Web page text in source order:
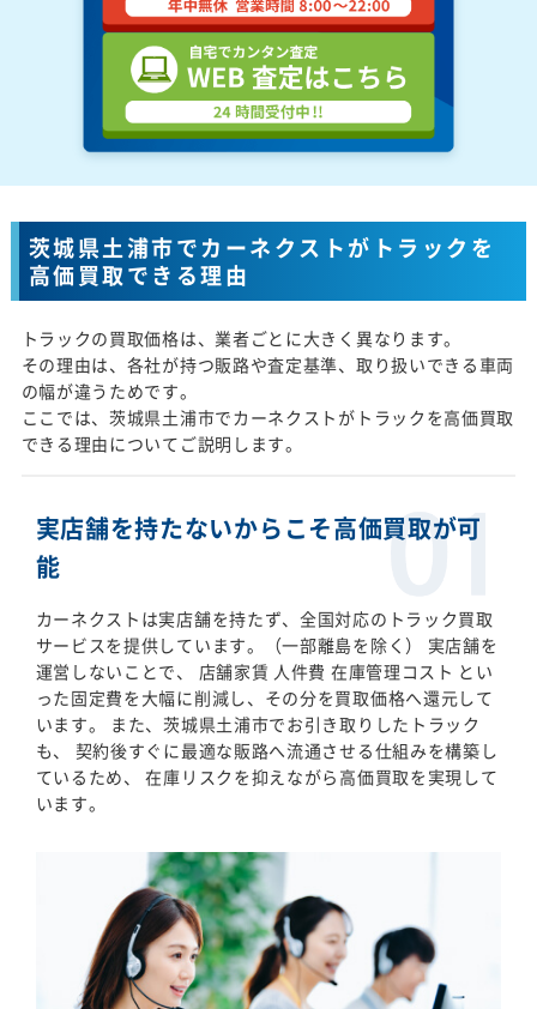
茨城県土浦市でカーネクストがトラックを
高価買取できる理由
トラックの買取価格は、業者ごとに大きく異なります。
その理由は、各社が持つ販路や査定基準、取り扱いできる車両
の幅が違うためです。
ここでは、茨城県土浦市でカーネクストがトラックを高価買取
できる理由についてご説明します。
実店舗を持たないからこそ高価買取が可
能
カーネクストは実店舗を持たず、全国対応のトラック買取
サービスを提供しています。（一部離島を除く） 実店舗を
運営しないことで、 店舗家賃 人件費 在庫管理コスト とい
った固定費を大幅に削減し、その分を買取価格へ還元して
います。 また、茨城県土浦市でお引き取りしたトラック
も、 契約後すぐに最適な販路へ流通させる仕組みを構築し
ているため、 在庫リスクを抑えながら高価買取を実現して
います。